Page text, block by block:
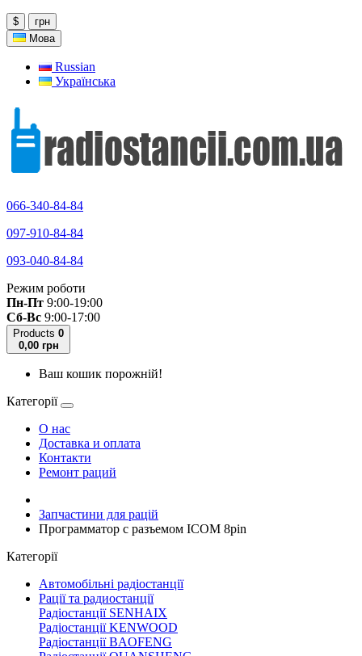
$
грн
Мова
Russian
Українська
066-340-84-84
097-910-84-84
093-040-84-84
Режим роботи
Пн-Пт 9:00-19:00
Сб-Вс 9:00-17:00
Products 0
0,00 грн
Ваш кошик порожній!
Категорії
О нас
Доставка и оплата
Контакти
Ремонт раций
Запчастини для рацій
Программатор с разъемом ICOM 8pin
Категорії
Автомобільні радіостанції
Рації та радиостанції
Радіостанції SENHAIX
Радіостанції KENWOOD
Радіостанції BAOFENG